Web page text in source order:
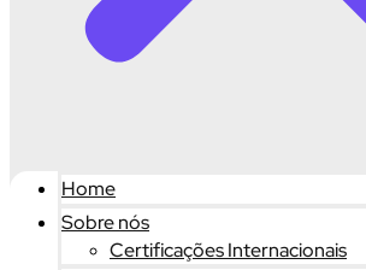
Home
Sobre nós
Certificações Internacionais